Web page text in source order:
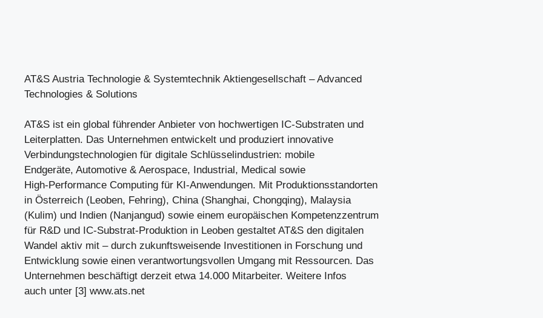
AT&S Austria Technologie & Systemtechnik Aktiengesellschaft – Advanced
Technologies & Solutions
AT&S ist ein global führender Anbieter von hochwertigen IC-Substraten und
Leiterplatten. Das Unternehmen entwickelt und produziert innovative
Verbindungstechnologien für digitale Schlüsselindustrien: mobile
Endgeräte, Automotive & Aerospace, Industrial, Medical sowie
High-Performance Computing für KI-Anwendungen. Mit Produktionsstandorten
in Österreich (Leoben, Fehring), China (Shanghai, Chongqing), Malaysia
(Kulim) und Indien (Nanjangud) sowie einem europäischen Kompetenzzentrum
für R&D und IC-Substrat-Produktion in Leoben gestaltet AT&S den digitalen
Wandel aktiv mit – durch zukunftsweisende Investitionen in Forschung und
Entwicklung sowie einen verantwortungsvollen Umgang mit Ressourcen. Das
Unternehmen beschäftigt derzeit etwa 14.000 Mitarbeiter. Weitere Infos
auch unter [3] www.ats.net